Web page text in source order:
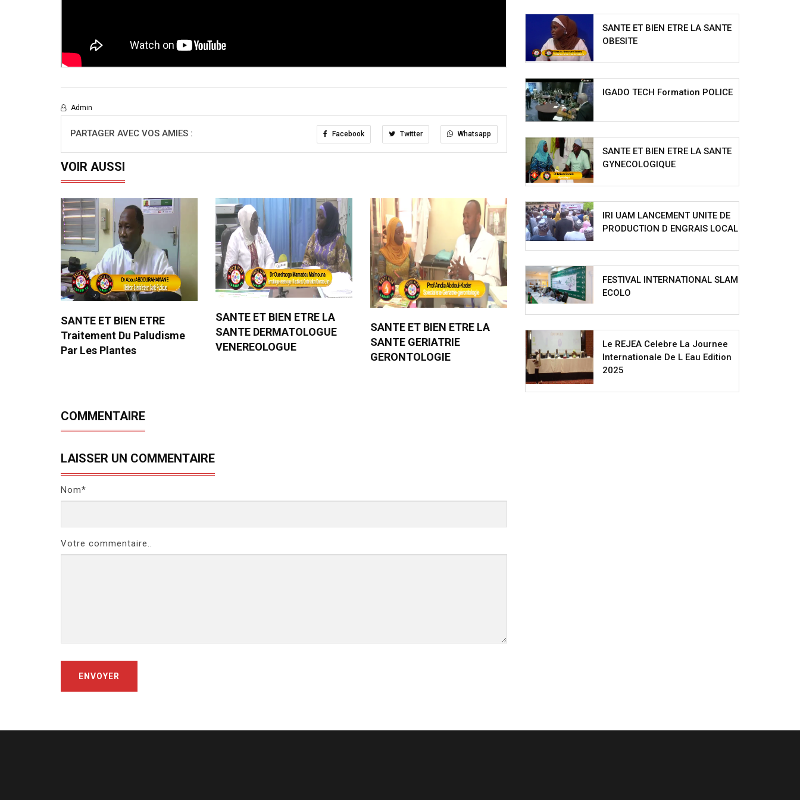
Admin
PARTAGER AVEC VOS AMIES : Facebook Twitter Whatsapp
VOIR AUSSI
SANTE ET BIEN ETRE
Traitement Du Paludisme
Par Les Plantes
SANTE ET BIEN ETRE LA
SANTE DERMATOLOGUE
VENEREOLOGUE
SANTE ET BIEN ETRE LA
SANTE GERIATRIE
GERONTOLOGIE
COMMENTAIRE
LAISSER UN COMMENTAIRE
Nom*
Votre commentaire..
ENVOYER
SANTE ET BIEN ETRE LA SANTE
OBESITE
IGADO TECH Formation POLICE
SANTE ET BIEN ETRE LA SANTE
GYNECOLOGIQUE
IRI UAM LANCEMENT UNITE DE
PRODUCTION D ENGRAIS LOCAL
FESTIVAL INTERNATIONAL SLAM
ECOLO
Le REJEA Celebre La Journee
Internationale De L Eau Edition
2025